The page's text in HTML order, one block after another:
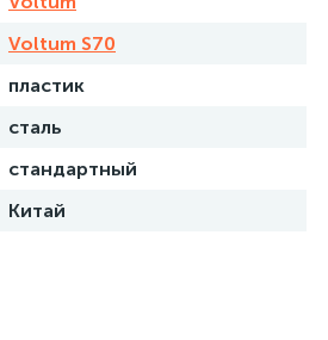
Voltum S70
пластик
сталь
стандартный
Китай